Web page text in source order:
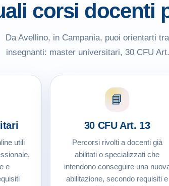
corsi docenti
Da Avellino, in Campania, puoi orientarti
insegnanti: master universitari, 30 CFU
utili
e
📘
30 CFU Art. 13
Percorsi rivolti a docenti già
abilitati o specializzati che
intendono conseguire una
abilitazione, secondo requisiti e